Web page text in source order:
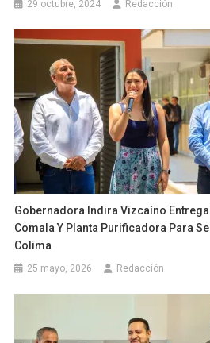
29 octubre, 2024 Redacción
Gobernadora Indira Vizcaíno Entrega
Comala Y Planta Purificadora Para
Colima
25 mayo, 2026 Redacción